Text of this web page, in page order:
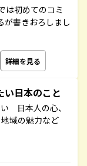
は初めてのコミ
が書きおろしまし
詳細を見る
日本のこと
日本人の心、
域の魅力など